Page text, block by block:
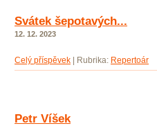
Svátek šepotavých...
12. 12. 2023
Celý příspěvek Rubrika: Repertoár
Petr Víšek